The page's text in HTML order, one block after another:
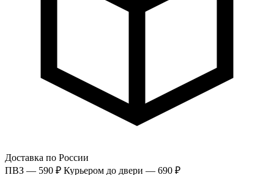
Доставка по России
ПВЗ — 590 ₽ Курьером до двери — 690 ₽